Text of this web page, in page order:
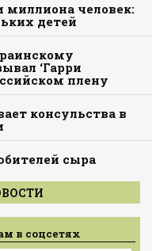
миллиона человек:
детей
‘Гарри
плену
консульства в
сыра
в соцсетях